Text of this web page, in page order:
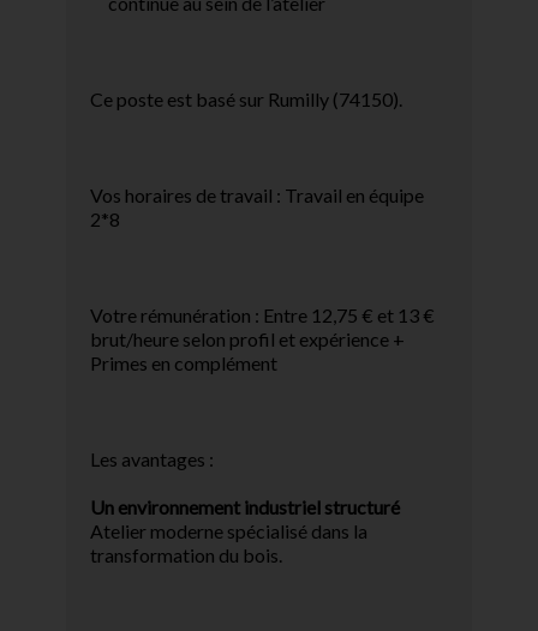
Ce poste est basé sur Rumilly (74150).
Vos horaires de travail : Travail en équipe
2*8
Votre rémunération : Entre 12,75 € et 13 €
brut/heure selon profil et expérience +
Primes en complément
Les avantages :
Un environnement industriel structuré
Atelier moderne spécialisé dans la
transformation du bois.